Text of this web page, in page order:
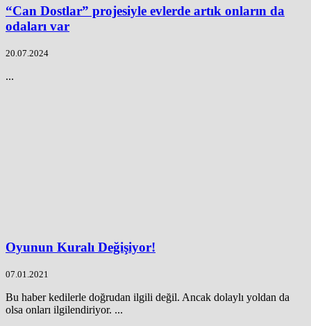
“Can Dostlar” projesiyle evlerde artık onların da
odaları var
20.07.2024
...
Oyunun Kuralı Değişiyor!
07.01.2021
Bu haber kedilerle doğrudan ilgili değil. Ancak dolaylı yoldan da
olsa onları ilgilendiriyor. ...